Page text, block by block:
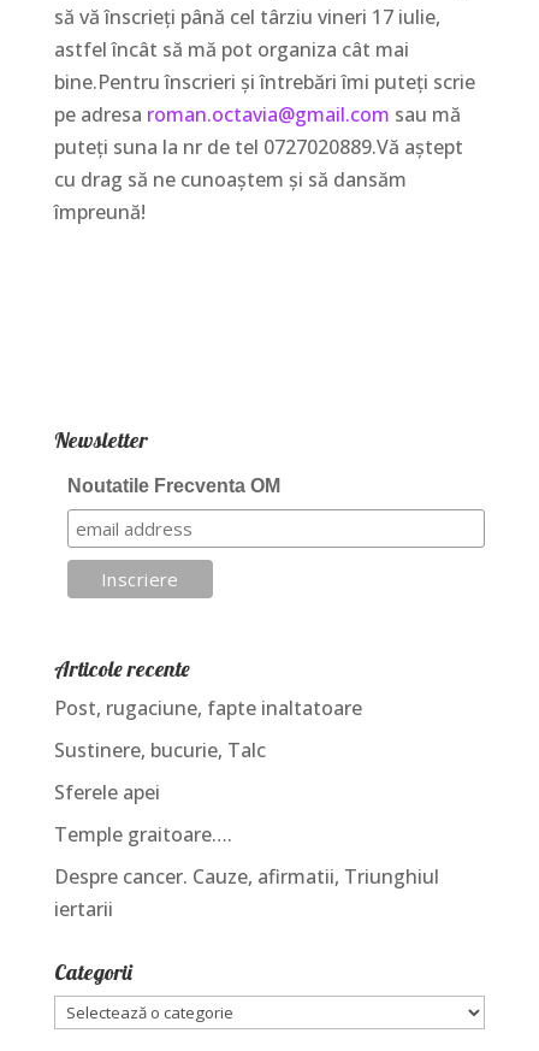
să vă înscrieți până cel târziu vineri 17 iulie,
astfel încât să mă pot organiza cât mai
bine.Pentru înscrieri și întrebări îmi puteți scrie
pe adresa roman.octavia@gmail.com sau mă
puteți suna la nr de tel 0727020889.Vă aștept
cu drag să ne cunoaștem și să dansăm
împreună!
Newsletter
Noutatile Frecventa OM
Articole recente
Post, rugaciune, fapte inaltatoare
Sustinere, bucurie, Talc
Sferele apei
Temple graitoare….
Despre cancer. Cauze, afirmatii, Triunghiul
iertarii
Categorii
Categorii